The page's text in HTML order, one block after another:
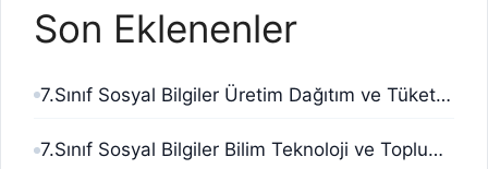
Son Eklenenler
7.Sınıf Sosyal Bilgiler Üretim Dağıtım ve Tüketim Testi Çöz Pdf
7.Sınıf Sosyal Bilgiler Bilim Teknoloji ve Toplum Testi Çöz Pdf